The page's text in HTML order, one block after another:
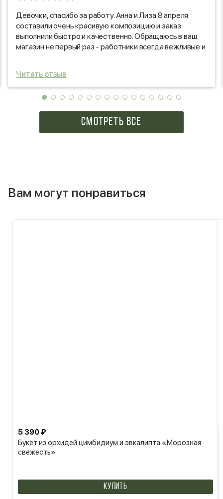
Девочки, спасибо за работу. Анна и Лиза 8 апреля
составили очень красивую композицию и заказ
выполнили быстро и качественно. Обращаюсь в ваш
магазин не первый раз - работники всегда вежливые и
Читать отзыв
СМОТРЕТЬ ВСЕ
Вам могут понравиться
Букет из орхидей цимбидиум и эвкалипта «Морозная
свежесть»
5 390 ₽
КУПИТЬ